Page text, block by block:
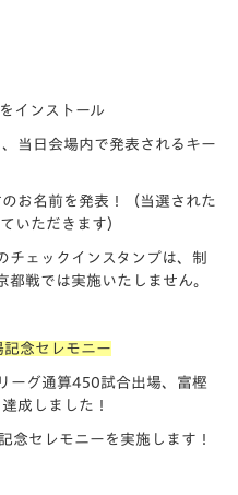
インストール
当日会場内で発表されるキー
お名前を発表！（当選された
いただきます）
ェックインスタンプは、制
都戦では実施いたしません。
念セレモニー
ーグ通算450試合出場、富樫
成しました！
念セレモニーを実施します！